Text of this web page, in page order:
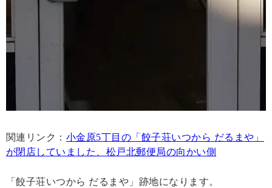
関連リンク： 小金原5丁目の「餃子荘いつから だるまや」
が閉店していました、松戸北郵便局の向かい側
「餃子荘いつから だるまや」跡地になります。